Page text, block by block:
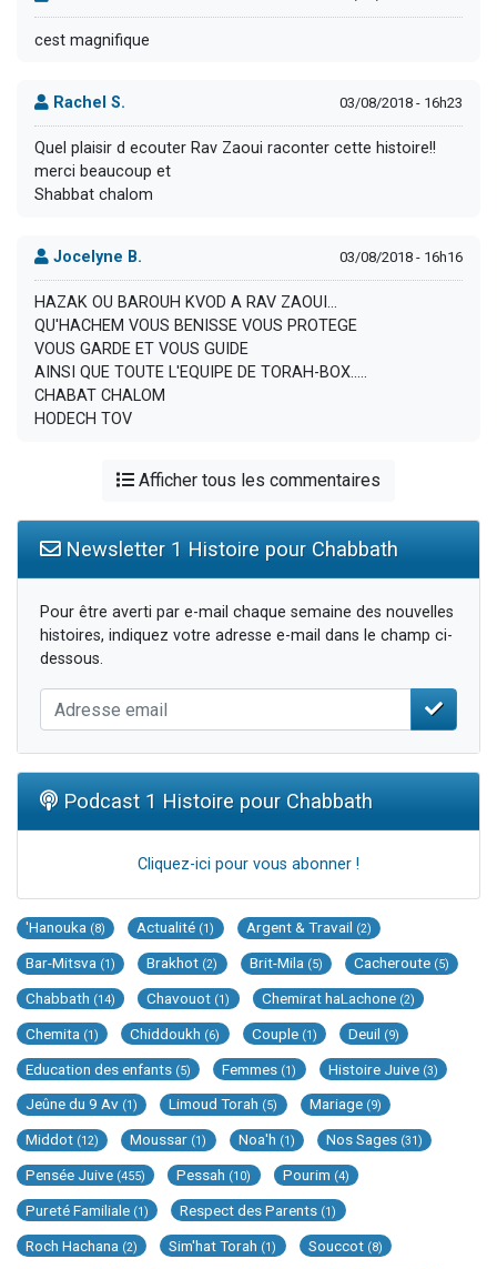
cest magnifique
Rachel S. 03/08/2018 - 16h23
Quel plaisir d ecouter Rav Zaoui raconter cette histoire!!
merci beaucoup et
Shabbat chalom
Jocelyne B. 03/08/2018 - 16h16
HAZAK OU BAROUH KVOD A RAV ZAOUI...
QU'HACHEM VOUS BENISSE VOUS PROTEGE
VOUS GARDE ET VOUS GUIDE
AINSI QUE TOUTE L'EQUIPE DE TORAH-BOX.....
CHABAT CHALOM
HODECH TOV
Afficher tous les commentaires
Newsletter 1 Histoire pour Chabbath
Pour être averti par e-mail chaque semaine des nouvelles
histoires, indiquez votre adresse e-mail dans le champ ci-
dessous.
Podcast 1 Histoire pour Chabbath
Cliquez-ici pour vous abonner !
'Hanouka (8) Actualité (1) Argent & Travail (2)
Bar-Mitsva (1) Brakhot (2) Brit-Mila (5) Cacheroute (5)
Chabbath (14) Chavouot (1) Chemirat haLachone (2)
Chemita (1) Chiddoukh (6) Couple (1) Deuil (9)
Education des enfants (5) Femmes (1) Histoire Juive (3)
Jeûne du 9 Av (1) Limoud Torah (5) Mariage (9)
Middot (12) Moussar (1) Noa'h (1) Nos Sages (31)
Pensée Juive (455) Pessah (10) Pourim (4)
Pureté Familiale (1) Respect des Parents (1)
Roch Hachana (2) Sim'hat Torah (1) Souccot (8)